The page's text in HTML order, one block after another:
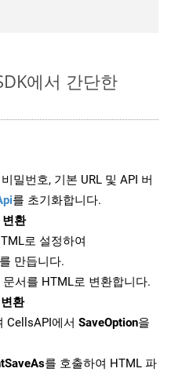
에서 간단한
밀번호, 기본 URL 및 API 버
를 초기화합니다.
변환
로 설정하여
를 만듭니다.
서를 HTML로 변환합니다.
환
CellsAPI에서 SaveOption을
를 호출하여 HTML 파